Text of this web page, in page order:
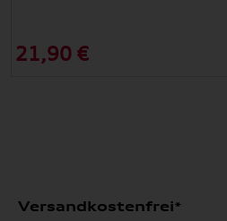
21,90 €
Versandkostenfrei*